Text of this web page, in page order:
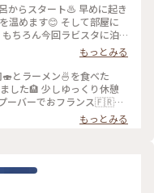
温めます😊 そして部屋に
場に時間前に
て、鮭やホッケの焼き魚
からテンションアップ(ง
ーナーで、エンジン全開ᕙ(
放題🤣 そのうち、
ンソフト🍮🍦を制作‼️ 我な
もっとみる
した🏨 少しゆっくり休憩
ーバーでおフランス🇫🇷の
りに･:*:･(*´艸`*)ｳｯﾄﾘ･:*:･
ある露天風呂は強風で横殴
さでみなさん内風呂に戻っ
もっとみる